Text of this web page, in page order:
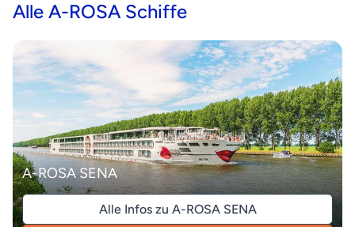
Alle A-ROSA Schiffe
A-ROSA SENA
Alle Infos zu A-ROSA SENA